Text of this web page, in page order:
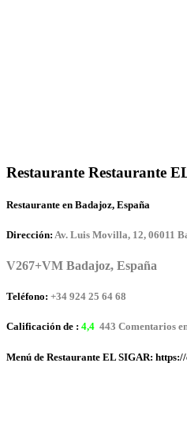
Restaurante Restaurante
Restaurante en Badajoz, España
Dirección: Av. Luis Movilla, 12, 06011
V267+VM Badajoz, España
Teléfono: +34 924 25 64 68
Calificación de : 4,4 443 Comentarios
Menú de Restaurante EL SIGAR: